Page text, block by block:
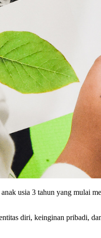
usia 3 tahun yang mulai
diri, keinginan pribadi,